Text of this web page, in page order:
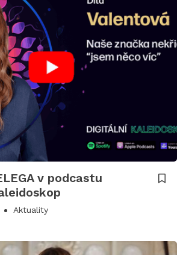
v podcastu
Aktuality